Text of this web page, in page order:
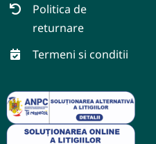
Politica de
returnare
Termeni si conditii